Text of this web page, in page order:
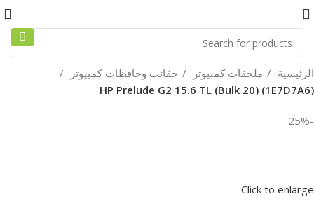
الرئيسية ملحقات كمبيوتر
حقائب وحافظات كمبيوتر
HP Prelude G2 15.6 TL (Bulk 20) (1E7D7A6)
-25%
Click to enlarge